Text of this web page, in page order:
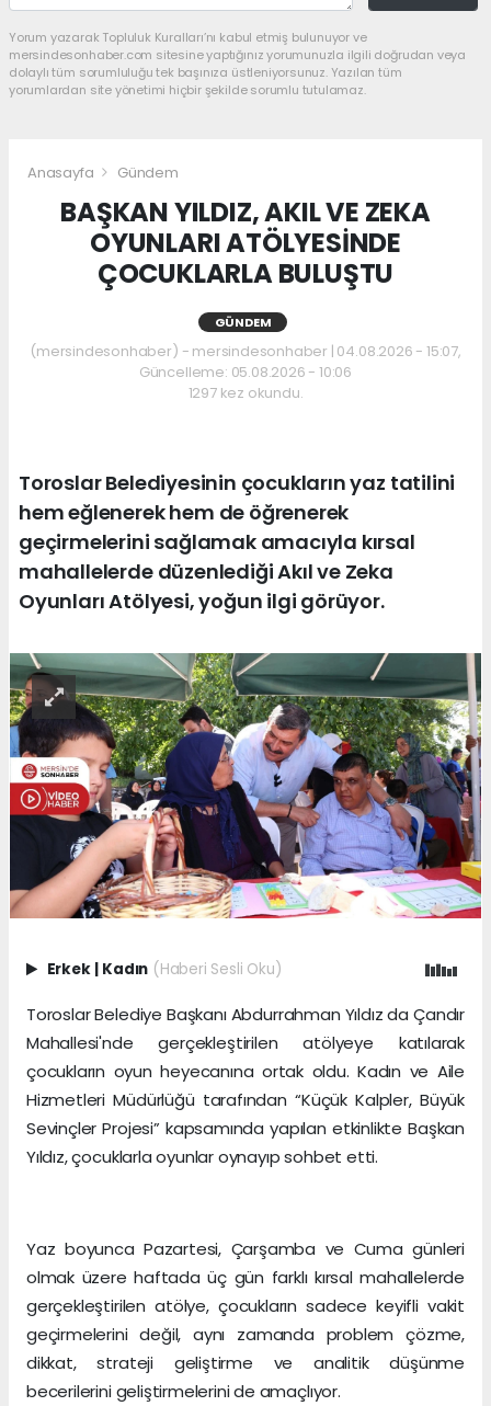
Yorum yazarak Topluluk Kuralları’nı kabul etmiş bulunuyor ve
mersindesonhaber.com sitesine yaptığınız yorumunuzla ilgili doğrudan veya
dolaylı tüm sorumluluğu tek başınıza üstleniyorsunuz. Yazılan tüm
yorumlardan site yönetimi hiçbir şekilde sorumlu tutulamaz.
Anasayfa Gündem
BAŞKAN YILDIZ, AKIL VE ZEKA
OYUNLARI ATÖLYESİNDE
ÇOCUKLARLA BULUŞTU
GÜNDEM
(mersindesonhaber) - mersindesonhaber | 04.08.2026 - 15:07,
Güncelleme: 05.08.2026 - 10:06
1297 kez okundu.
Toroslar Belediyesinin çocukların yaz tatilini
hem eğlenerek hem de öğrenerek
geçirmelerini sağlamak amacıyla kırsal
mahallelerde düzenlediği Akıl ve Zeka
Oyunları Atölyesi, yoğun ilgi görüyor.
Erkek Kadın (Haberi Sesli Oku)
Toroslar Belediye Başkanı Abdurrahman Yıldız da Çandır
Mahallesi'nde gerçekleştirilen atölyeye katılarak
çocukların oyun heyecanına ortak oldu. Kadın ve Aile
Hizmetleri Müdürlüğü tarafından “Küçük Kalpler, Büyük
Sevinçler Projesi” kapsamında yapılan etkinlikte Başkan
Yıldız, çocuklarla oyunlar oynayıp sohbet etti.
Yaz boyunca Pazartesi, Çarşamba ve Cuma günleri
olmak üzere haftada üç gün farklı kırsal mahallelerde
gerçekleştirilen atölye, çocukların sadece keyifli vakit
geçirmelerini değil, aynı zamanda problem çözme,
dikkat, strateji geliştirme ve analitik düşünme
becerilerini geliştirmelerini de amaçlıyor.